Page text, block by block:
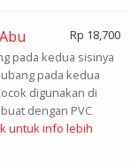
Rp 18,700
pada kedua sisinya
pada kedua
digunakan di
dengan PVC
untuk info lebih